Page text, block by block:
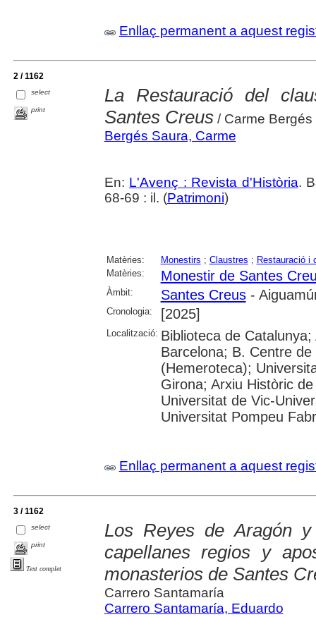
Enllaç permanent a aquest
2 / 1162
select
print
La Restauració del
Santes Creus/ Carme Bergés
Bergés Saura, Carme
En: L'Avenç : Revista d'Història.
68-69 : il. (Patrimoni)
Matèries: Monestirs ; Claustres ; Restauració i
Matèries:
Monestir de Santes
Àmbit: Santes Creus-
Cronologia: [2025]
Localització: Biblioteca de
Barcelona; B. Centre
(Hemeroteca);
Girona; Arxiu Històric
Universitat de Vic-
Universitat Pompeu
Enllaç permanent a aquest
3 / 1162
select
print
Text complet
Los Reyes de Aragón
capellanes regios y
monasterios de Santes
Carrero Santamaría
Carrero Santamaría, Eduardo